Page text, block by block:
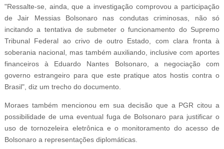
"Ressalte-se, ainda, que a investigação comprovou a participação
de Jair Messias Bolsonaro nas condutas criminosas, não só
incitando a tentativa de submeter o funcionamento do Supremo
Tribunal Federal ao crivo de outro Estado, com clara fronta à
soberania nacional, mas também auxiliando, inclusive com aportes
financeiros à Eduardo Nantes Bolsonaro, a negociação com
governo estrangeiro para que este pratique atos hostis contra o
Brasil", diz um trecho do documento.
Moraes também mencionou em sua decisão que a PGR citou a
possibilidade de uma eventual fuga de Bolsonaro para justificar o
uso de tornozeleira eletrônica e o monitoramento do acesso de
Bolsonaro a representações diplomáticas.